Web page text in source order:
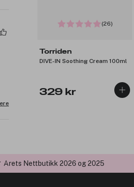
(26)
Torriden
DIVE-IN Soothing Cream 100ml
329 kr
Årets Nettbutikk 2026 og 2025